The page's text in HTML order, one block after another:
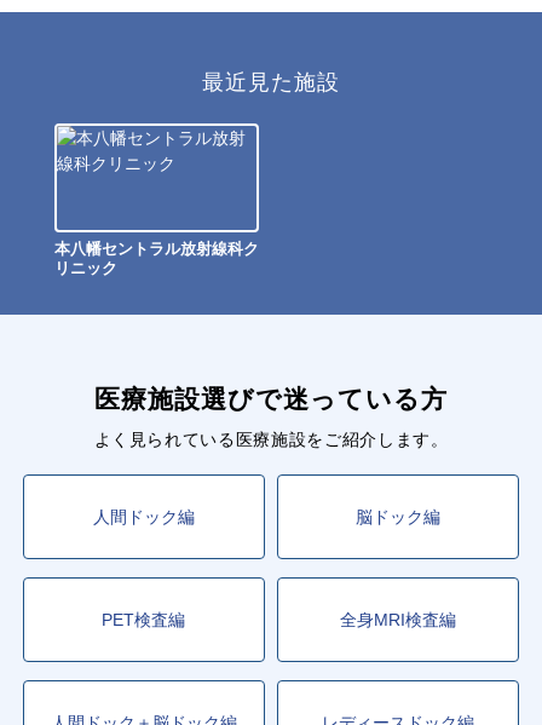
最近見た施設
本八幡セントラル放射線科ク
リニック
医療施設選びで迷っている方
よく見られている医療施設をご紹介します。
人間ドック編 脳ドック編
PET検査編 全身MRI検査編